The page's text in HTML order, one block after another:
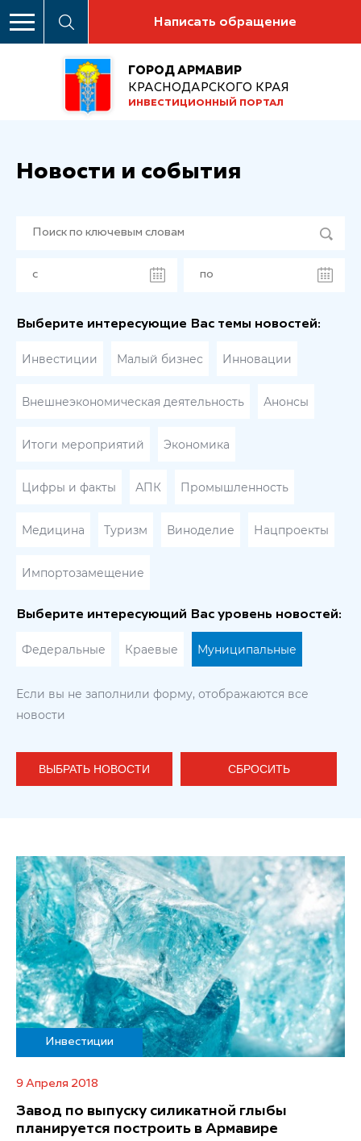
Написать обращение
ГОРОД АРМАВИР
КРАСНОДАРСКОГО КРАЯ
ИНВЕСТИЦИОННЫЙ ПОРТАЛ
Новости и события
Выберите интересующие Вас темы новостей:
Инвестиции Малый бизнес Инновации
Внешнеэкономическая деятельность Анонсы
Итоги мероприятий Экономика
Цифры и факты АПК Промышленность
Медицина Туризм Виноделие Нацпроекты
Импортозамещение
Выберите интересующий Вас уровень новостей:
Федеральные Краевые Муниципальные
Если вы не заполнили форму, отображаются все
новости
ВЫБРАТЬ НОВОСТИ СБРОСИТЬ
Инвестиции
9 Апреля 2018
Завод по выпуску силикатной глыбы
планируется построить в Армавире